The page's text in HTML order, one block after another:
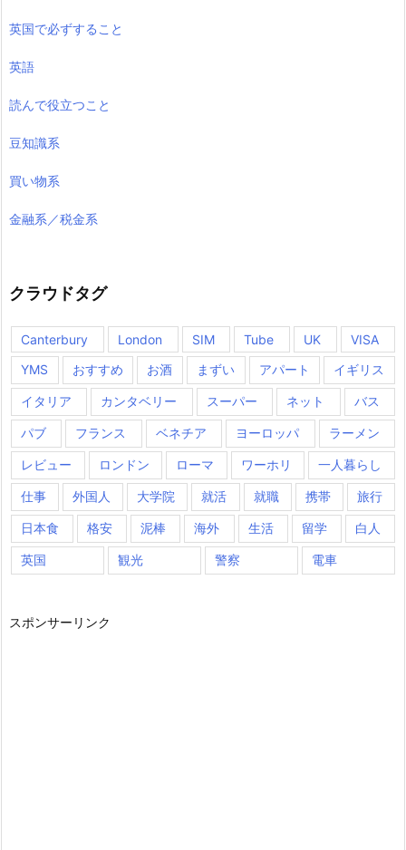
英国で必ずすること
英語
読んで役立つこと
豆知識系
買い物系
金融系／税金系
クラウドタグ
Canterbury London SIM Tube UK
VISA
YMS
おすすめ お酒 まずい アパート イギリス
イタリア カンタベリー スーパー ネット バス
パブ フランス ベネチア ヨーロッパ ラーメン
レビュー ロンドン ローマ ワーホリ 一人暮らし
仕事 外国人 大学院 就活 就職 携帯 旅行
日本食 格安 泥棒 海外 生活 留学 白人
英国 観光 警察 電車
スポンサーリンク